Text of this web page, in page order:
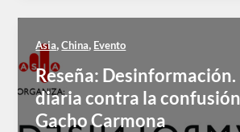
Asia,China, Evento
Reseña: Desinformación.
diaria contra la
Gacho Carmona